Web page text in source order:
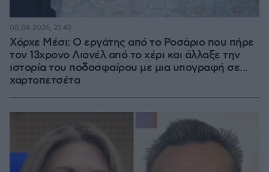
Χόρχε Μέσι: Ο εργάτης από το Ροσάριο που πήρε
τον 13χρονο Λιονέλ από το χέρι και άλλαξε την
ιστορία του ποδοσφαίρου με μια υπογραφή σε...
χαρτοπετσέτα
08.08.2026, 21:43